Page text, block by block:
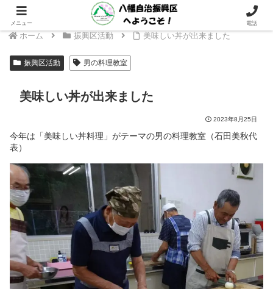
～ 支えあい つながり 次の世代へつなぐ 八幡地域に ～
ホーム 振興区活動 美味しい丼が出来ました
振興区活動 男の料理教室
美味しい丼が出来ました
2023年8月25日
今年は「美味しい丼料理」がテーマの男の料理教室（石田美秋代
表）
メニュー 電話